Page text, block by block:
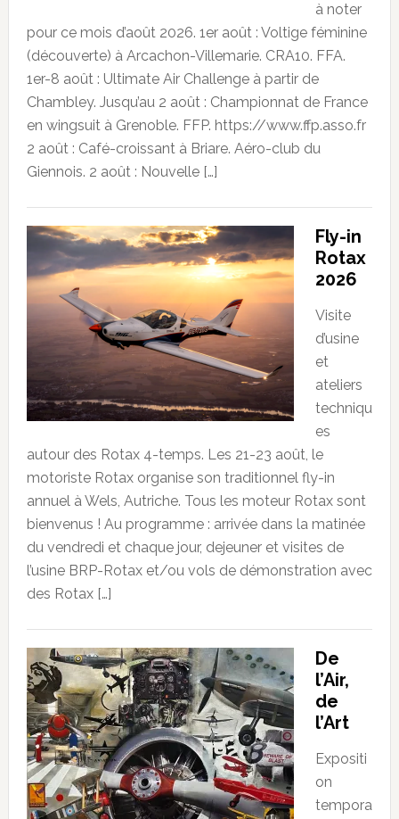
à noter
pour ce mois d’août 2026. 1er août : Voltige féminine
(découverte) à Arcachon-Villemarie. CRA10. FFA.
1er-8 août : Ultimate Air Challenge à partir de
Chambley. Jusqu’au 2 août : Championnat de France
en wingsuit à Grenoble. FFP. https://www.ffp.asso.fr
2 août : Café-croissant à Briare. Aéro-club du
Giennois. 2 août : Nouvelle […]
Fly-in
Rotax
2026
Visite
d’usine
et
ateliers
techniqu
es
autour des Rotax 4-temps. Les 21-23 août, le
motoriste Rotax organise son traditionnel fly-in
annuel à Wels, Autriche. Tous les moteur Rotax sont
bienvenus ! Au programme : arrivée dans la matinée
du vendredi et chaque jour, dejeuner et visites de
l’usine BRP-Rotax et/ou vols de démonstration avec
des Rotax […]
De
l’Air,
de
l’Art
Expositi
on
tempora